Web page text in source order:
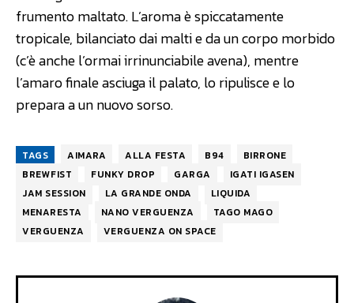
frumento maltato. L’aroma è spiccatamente
tropicale, bilanciato dai malti e da un corpo morbido
(c’è anche l’ormai irrinunciabile avena), mentre
l’amaro finale asciuga il palato, lo ripulisce e lo
prepara a un nuovo sorso.
TAGS AIMARA ALLA FESTA B94
BIRRONE
BREWFIST
FUNKY DROP GARGA
IGATI IGASEN
JAM SESSION
LA GRANDE ONDA
LIQUIDA
MENARESTA
NANO VERGUENZA
TAGO MAGO
VERGUENZA
VERGUENZA ON SPACE